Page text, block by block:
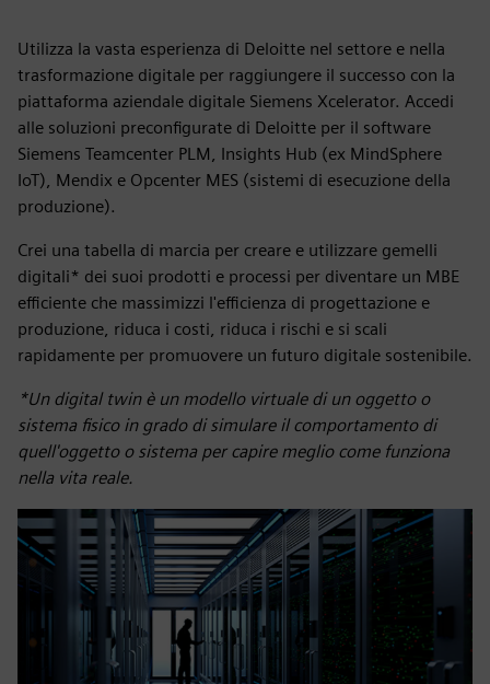
Utilizza la vasta esperienza di Deloitte nel settore e nella
trasformazione digitale per raggiungere il successo con la
piattaforma aziendale digitale Siemens Xcelerator. Accedi
alle soluzioni preconfigurate di Deloitte per il software
Siemens Teamcenter PLM, Insights Hub (ex MindSphere
IoT), Mendix e Opcenter MES (sistemi di esecuzione della
produzione).
Crei una tabella di marcia per creare e utilizzare gemelli
digitali* dei suoi prodotti e processi per diventare un MBE
efficiente che massimizzi l'efficienza di progettazione e
produzione, riduca i costi, riduca i rischi e si scali
rapidamente per promuovere un futuro digitale sostenibile.
*Un digital twin è un modello virtuale di un oggetto o
sistema fisico in grado di simulare il comportamento di
quell'oggetto o sistema per capire meglio come funziona
nella vita reale.